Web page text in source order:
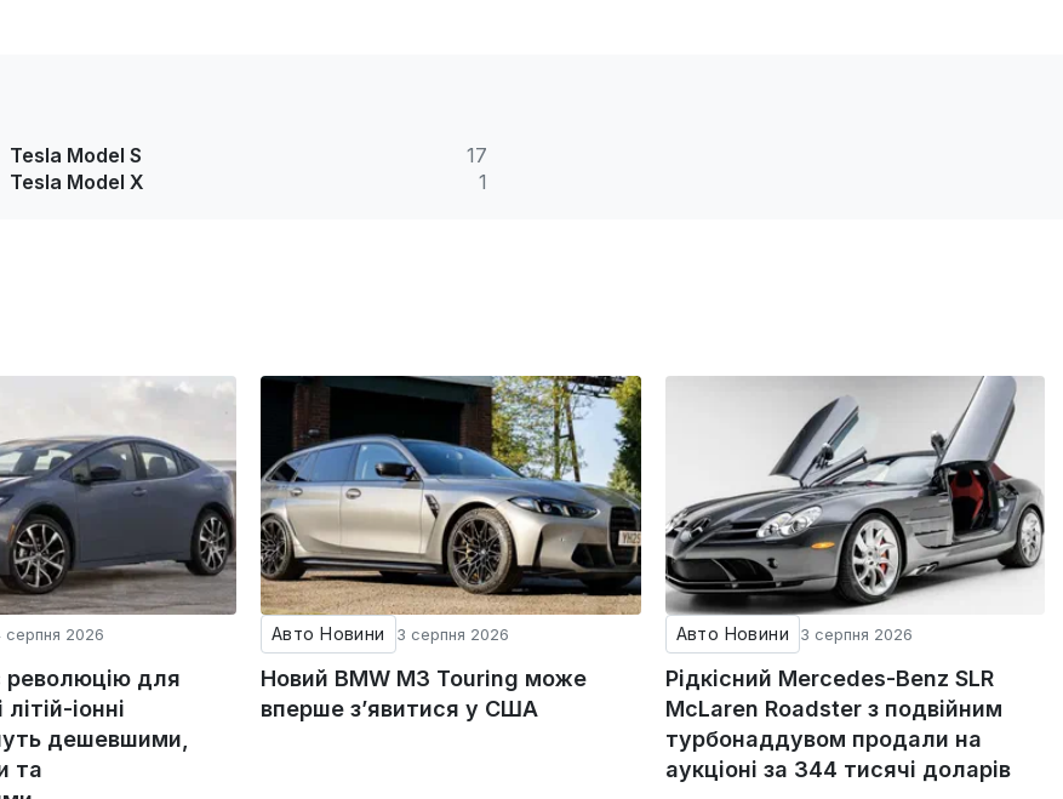
Tesla Model S
17
Tesla Model X
1
серпня 2026
революцію для
літій-іонні
дешевшими,
та
Авто Новини 3 серпня 2026
Новий BMW M3 Touring може
вперше з’явитися у США
Авто Новини 3 серпня 2026
Рідкісний Mercedes-Benz SLR
McLaren Roadster з подвійним
турбонаддувом продали на
аукціоні за 344 тисячі доларів